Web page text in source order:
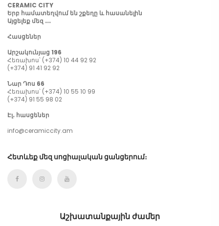
CERAMIC CITY
Երբ համատեղվում են շքեղը և հասանելին
Այցելեք մեզ ․․․
Հասցեներ
Արշակունյաց 196
Հեռախոս՝ (+374) 10 44 92 92
(+374) 91 41 92 92
Նար Դոս 66
Հեռախոս՝ (+374) 10 55 10 99
(+374) 91 55 98 02
Էլ․ հասցեներ
info@ceramiccity.am
Հետևեք մեզ սոցիալական ցանցերում։
Աշխատանքային ժամեր